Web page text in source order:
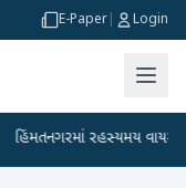
E-Paper Login
રહસ્યમય વાયરસ કે